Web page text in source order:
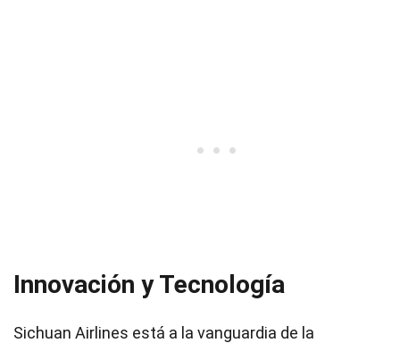
Innovación y Tecnología
Sichuan Airlines está a la vanguardia de la